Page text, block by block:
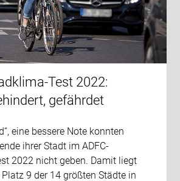
Test 2022:
gefährdet
eine bessere Note konnten
ihrer Stadt im ADFC-
2022 nicht geben. Damit liegt
9 der 14 größten Städte in